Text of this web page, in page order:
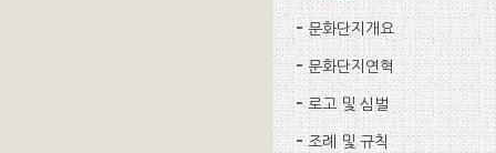
문화단지개요
문화단지연혁
로고 및 심벌
조례 및 규칙